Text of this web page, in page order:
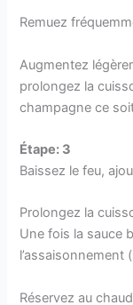
Remuez
Augmentez
prolongez la
champagne ce
Étape: 3
Baissez le feu,
Prolongez la
Une fois la sauce
l’assaisonnement
Réservez au